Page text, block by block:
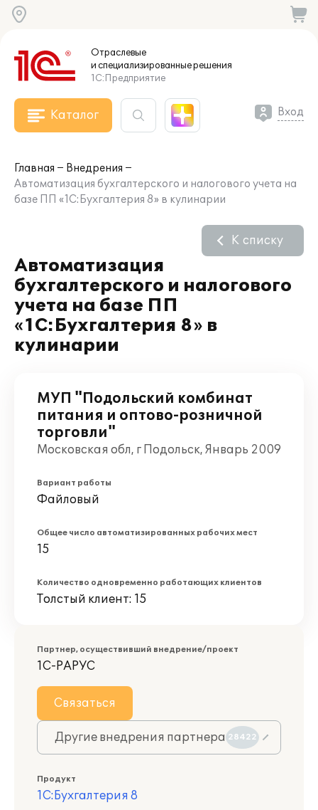
Отраслевые
и специализированныерешения
1С:Предприятие
Каталог Вход
Главная
Внедрения
Автоматизация бухгалтерского и налогового учета на
базе ПП «1С:Бухгалтерия 8» в кулинарии
Автоматизация
бухгалтерского и налогового
учета на базе ПП
«1С:Бухгалтерия 8» в
кулинарии
К списку
МУП "Подольский комбинат
питания и оптово-розничной
торговли"
Московская обл, г Подольск, Январь 2009
Вариант работы
Файловый
Общее число автоматизированных рабочих мест
15
Количество одновременно работающих клиентов
Толстый клиент: 15
Партнер, осуществивший внедрение/проект
1С-РАРУС
Связаться
Другие внедрения партнера 28422
Продукт
1С:Бухгалтерия 8